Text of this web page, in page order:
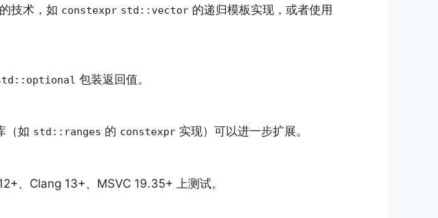
技术，如 constexpr std::vector 的递归模板实现，或者使用
包装返回值。
（如 std::ranges 的 constexpr 实现）可以进一步扩展。
、Clang 13+、MSVC 19.35+ 上测试。